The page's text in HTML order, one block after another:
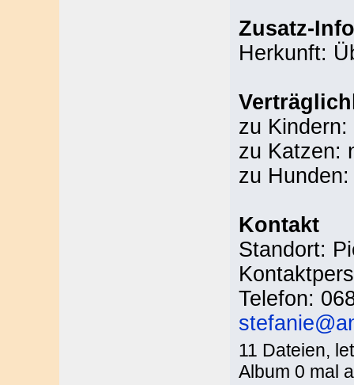
Zusatz-Info
Herkunft:
zu
zu Katzen:
zu Hunden:
Kontakt
Standort:
Telefon:
11 Dateien,
Album 0 mal